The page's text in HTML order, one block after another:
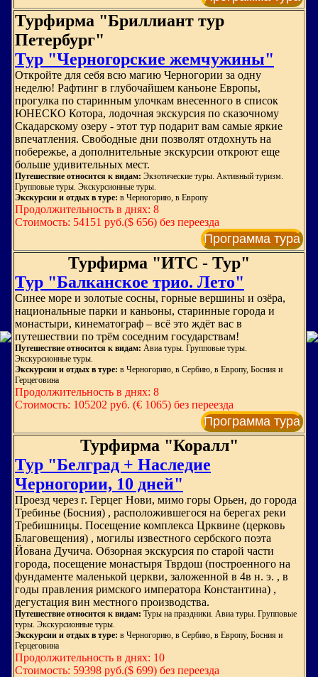
Турфирма "Бриллиант тур
Петербург"
Тур "Черногорские жемчужины"
Откройте для себя всю магию Черногории за одну
неделю! Рафтинг в глубочайшем каньоне Европы,
прогулка по старинным улочкам внесенного в список
ЮНЕСКО Котора, лодочная экскурсия по сказочному
Скадарскому озеру - этот тур подарит вам самые яркие
впечатления. Свободные дни позволят отдохнуть на
побережье, а дополнительные экскурсии откроют еще
больше удивительных мест.
Путешествие относится к видам: Экзотические туры. Активный туризм.
Групповые туры. Экскурсионные туры.
Экскурсии и отдых в туре: в Черногорию, в Европу
Продолжительность в днях: 8
Стоимость: 54151 руб.($ 656) без переезда
Программа тура
Турфирма "ИТС - Тур"
Тур "Балканское трио. Лето"
Синее море и золотые сосны, горные вершины и озёра,
национальные парки и каньоны, старинные города и
монастыри, кинематограф – всё это ждёт вас в
путешествии по трём соседним государствам!
Путешествие относится к видам: Авиа туры. Групповые туры.
Экскурсионные туры.
Экскурсии и отдых в туре: в Черногорию, в Сербию, в Европу, Босния и
Герцеговина
Продолжительность в днях: 8
Стоимость: 105202 руб. (€ 1065) без переезда
Программа тура
Турфирма "Коралл"
Тур "Белград + Наследие
Черногории, 10 дней"
Проезд через г. Герцег Нови, мимо горы Орьен, до города
Требинье (Босния) , расположившегося на берегах реки
Требишницы. Посещение комплекса Црквине (церковь
Благовещения) , могилы известного сербского поэта
Йована Дучича. Обзорная экскурсия по старой части
города, посещение монастыря Тврдош (построенного на
фундаменте маленькой церкви, заложенной в 4в н. э. , в
годы правления римского императора Константина) ,
дегустация вин местного производства.
Путешествие относится к видам: Туры на праздники. Авиа туры. Групповые
туры. Экскурсионные туры.
Экскурсии и отдых в туре: в Черногорию, в Сербию, в Европу, Босния и
Герцеговина
Продолжительность в днях: 10
Стоимость: 59398 руб.($ 699) без переезда